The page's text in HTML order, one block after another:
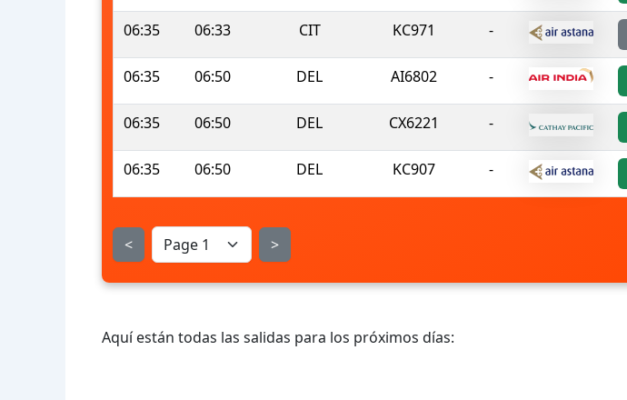
06:35 06:33 CIT KC971 -
06:35 06:50 DEL AI6802 -
06:35 06:50 DEL CX6221 -
06:35 06:50 DEL KC907 -
< >
Aquí están todas las salidas para los próximos días: